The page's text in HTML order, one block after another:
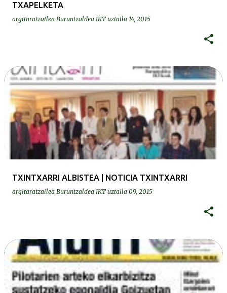
TXAPELKETA
argitaratzailea Buruntzaldea IKT uztaila 14, 2015
TXINTXARRI ALBISTEA | NOTICIA TXINTXARRI
argitaratzailea Buruntzaldea IKT uztaila 09, 2015